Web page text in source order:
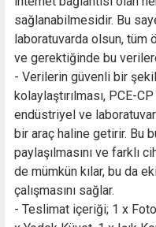
sağlanabilmesidir. Bu
laboratuvarda olsun, tüm
ve gerektiğinde bu
- Verilerin güvenli bir
kolaylaştırılması, PCE-
endüstriyel ve
bir araç haline getirir. Bu
paylaşılmasını ve farklı
de mümkün kılar, bu da
çalışmasını sağlar.
- Teslimat içeriği; 1 x